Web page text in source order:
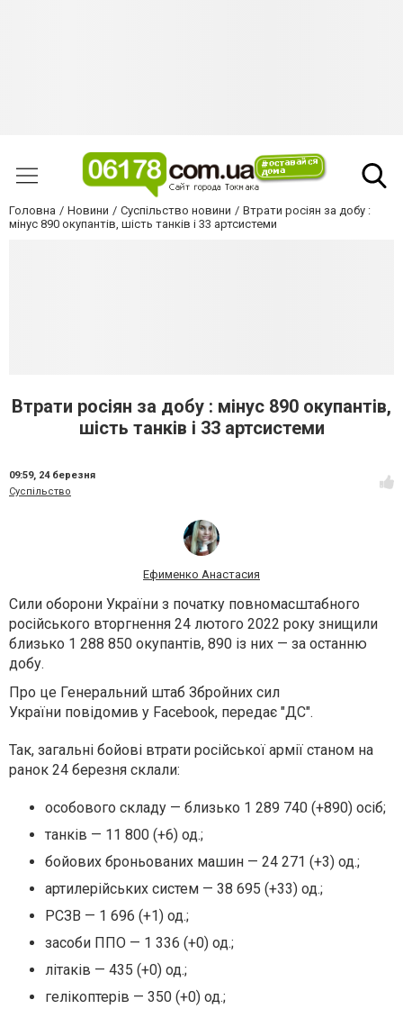
Головна Новини Суспільство новини
Втрати росіян за добу :
мінус 890 окупантів, шість танків і 33 артсистеми
Втрати росіян за добу : мінус 890 окупантів,
шість танків і 33 артсистеми
09:59, 24 березня
Суспільство
Ефименко Анастасия
Сили оборони України з початку повномасштабного
російського вторгнення 24 лютого 2022 року знищили
близько 1 288 850 окупантів, 890 із них — за останню
добу.
Про це Генеральний штаб Збройних сил
України повідомив у Facebook, передає "ДС".
Так, загальні бойові втрати російської армії станом на
ранок 24 березня склали:
особового складу — близько 1 289 740 (+890) осіб;
танків — 11 800 (+6) од.;
бойових броньованих машин — 24 271 (+3) од.;
артилерійських систем — 38 695 (+33) од.;
РСЗВ — 1 696 (+1) од.;
засоби ППО — 1 336 (+0) од.;
літаків — 435 (+0) од.;
гелікоптерів — 350 (+0) од.;